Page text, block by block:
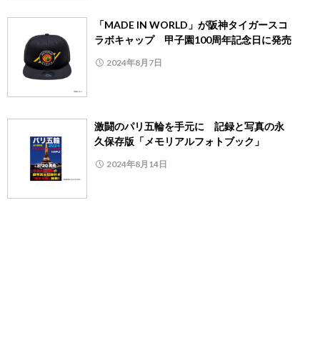
「MADE IN WORLD」が阪神タイガースコ
ラボキャップ 甲子園100周年記念日に発売
2024年8月7日
激闘のパリ五輪を手元に 記録と写真の永
久保存版「メモリアルフォトブック」
2024年8月14日